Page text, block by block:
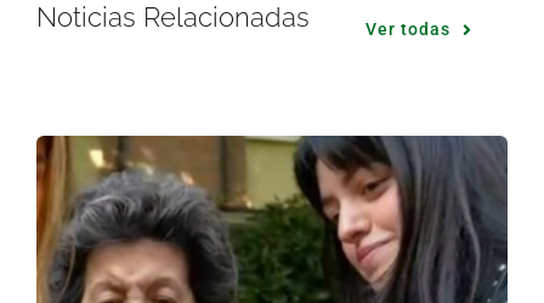
Noticias Relacionadas Ver todas